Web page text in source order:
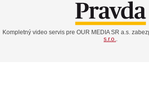
Kompletný video servis pre OUR MEDIA SR a.s.
s.r.o.